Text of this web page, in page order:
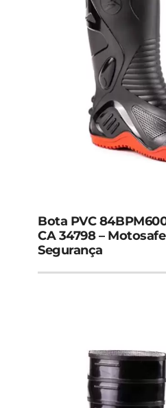
Bota PVC
CA 34798 –
Segurança